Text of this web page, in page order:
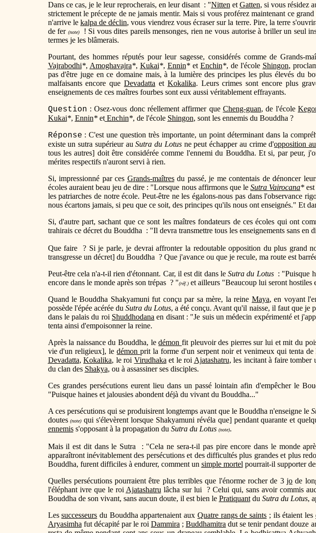
Dans ce cas, je le leur reprocherais, en leur disant : "Nitten et Gatten, si vous résidez
strictement le précepte de ne jamais mentir. Mais si vous proférez maintenant ce
n'arrive le kalpa de déclin, vous viendrez vous écraser sur la terre. Pire, la terre
de fer (note)! Si vous dites pareils mensonges, rien ne vous autorise à briller un seul
termes je les blâmerais.
Pourtant, des hommes réputés pour leur sagesse, considérés comme de Grands-
Vajrabodhi*, Amoghavajra*, Kukai*, Ennin*et Enchin*, de l'école Shingon,
pas d'être juge en ce domaine mais, à la lumière des principes les plus élevés du
malfaisants encore queDevadatta et Kokalika. Leurs crimes sont encore plus
enseignements de ces maîtres fourbes sont eux aussi véritablement effrayants.
Question : Osez-vous donc réellement affirmer que Cheng-guan, de l'école
Kukai*, Ennin*etEnchin*, de l'école Shingon, sont les ennemis du Bouddha ?
Réponse : C'est une question très importante, un point déterminant dans la
existe un sutra supérieur auSutra du Lotusne peut échapper au crime d'opposition au
tous les autres] doit être considérée comme l'ennemi du Bouddha. Et si, par peur,
mérites respectifs n'auront servi à rien.
Si, impressionné par ces Grands-maîtresdu passé, je me contentais de dénoncer
écoles auraient beau jeu de dire : "Lorsque nous affirmons que leSutra Vairocana*
les patriarches de notre école. Peut-être ne les égalons-nous pas dans l'observance
nous écartons jamais, si peu que ce soit, des principes qu'ils nous ont enseignés." Et
Si, d'autre part, sachant que ce sont les maîtres fondateurs de ces écoles qui ont
trahirais ce décret du Bouddha : "Il devra transmettre tous les enseignements sans en
Que faire ? Si je parle, je devrai affronter la redoutable opposition du plus grand
transgresse un décret] du Bouddha ? Que j'avance ou que je recule, ma route est
Peut-être cela n'a-t-il rien d'étonnant. Car, il est dit dans leSutra du Lotus : "Puisque
encore dans le monde après son trépas ? "(réf.)et ailleurs "Beaucoup lui seront hostiles
Quand le Bouddha Shakyamuni fut conçu par sa mère, la reine Maya, en voyant
possède l'épée acérée du Sutra du Lotus, a été conçu. Avant qu'il naisse, il faut que
dans le palais du roi Shuddhodana en disant : "Je suis un médecin expérimenté et
tenta ainsi d'empoisonner la reine.
Après la naissance du Bouddha, ledémon fit pleuvoir des pierres sur lui et mit du
vie d'un religieux], ledémonprit la forme d'un serpent noir et venimeux qui tenta de
Devadatta, Kokalika, le roi Virudhaka et le roi Ajatashatru, les incitant à faire tomber
du clan des Shakya, ou à assassiner ses disciples.
Ces grandes persécutions eurent lieu dans un passé lointain afin d'empêcher le
"Puisque haines et jalousies abondent déjà du vivant du Bouddha..."
A ces persécutions qui se produisirent longtemps avant que le Bouddha n'enseigne le
doutes (note) qui s'élevèrent lorsque Shakyamuni révéla que] pendant quarante et
ennemiss'opposant à la propagation du Sutra du Lotus (note).
Mais il est dit dans le Sutra : "Cela ne sera-t-il pas pire encore dans le monde
apparaîtront inévitablement des persécutions et des difficultés plus grandes et plus
Bouddha, furent difficiles à endurer, comment un simple mortel pourrait-il supporter
Quelles persécutions pourraient être plus terribles que l'énorme rocher de 3 jode
l'éléphant ivre que le roi Ajatashatru lâcha sur lui ? Celui qui, sans avoir commis
Bouddha de son vivant, sans aucun doute, il est bien le Pratiquantdu Sutra du Lotus,
Lessuccesseurs du Bouddha appartenaient aux Quatre rangs de saints ; ils étaient les
Aryasimha fut décapité par le roi Dammira ;Buddhamitra dut se tenir pendant douze